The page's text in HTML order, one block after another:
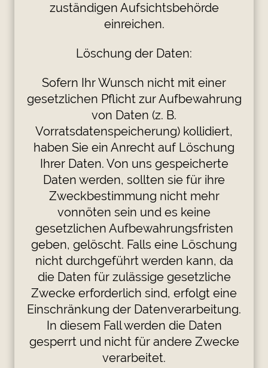
zuständigen Aufsichtsbehörde
einreichen.
Löschung der Daten:
Sofern Ihr Wunsch nicht mit einer
gesetzlichen Pflicht zur Aufbewahrung
von Daten (z. B.
Vorratsdatenspeicherung) kollidiert,
haben Sie ein Anrecht auf Löschung
Ihrer Daten. Von uns gespeicherte
Daten werden, sollten sie für ihre
Zweckbestimmung nicht mehr
vonnöten sein und es keine
gesetzlichen Aufbewahrungsfristen
geben, gelöscht. Falls eine Löschung
nicht durchgeführt werden kann, da
die Daten für zulässige gesetzliche
Zwecke erforderlich sind, erfolgt eine
Einschränkung der Datenverarbeitung.
In diesem Fall werden die Daten
gesperrt und nicht für andere Zwecke
verarbeitet.